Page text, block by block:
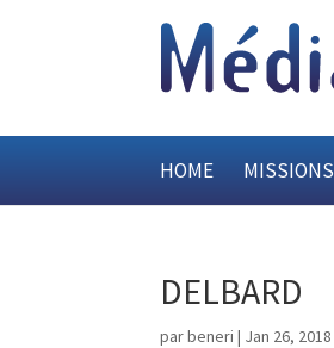
HOME MISSIONS
DELBARD
parbeneri | Jan 26, 2018